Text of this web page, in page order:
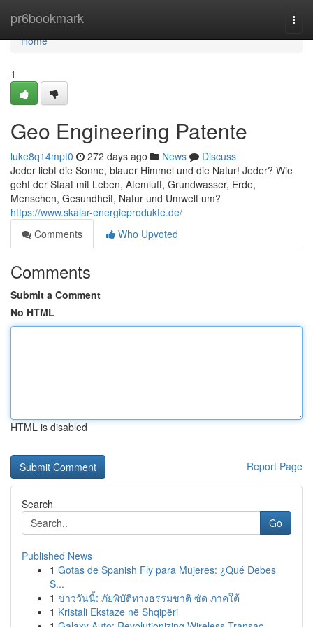
pr6bookmark
Home
Home
1
Geo Engineering Patente
luke8q14mpt0 272 days ago News
Discuss
Jeder liebt die Sonne, blauer Himmel und die Natur! Jeder? Wie
geht der Staat mit Leben, Atemluft, Grundwasser, Erde,
Menschen, Gesundheit, Natur und Umwelt um?
https://www.skalar-energieprodukte.de/
Comments
Who Upvoted
Comments
Submit a Comment
No HTML
HTML is disabled
Report Page
Search
Go
Published News
1 Gotas de Spanish Fly para Mujeres: ¿Qué Debes
S...
1 ข่าววันนี้: ภัยพิบัติทางธรรมชาติ ซัด ภาคใต้
1 Kristali Ekstaze në Shqipëri